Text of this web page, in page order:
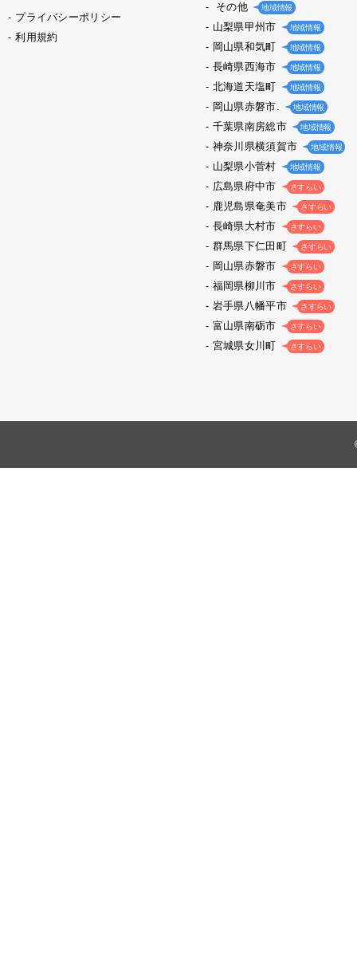
プライバシーポリシー
利用規約
その他 地域情報
山梨県甲州市 地域情報
岡山県和気町 地域情報
長崎県西海市 地域情報
北海道天塩町 地域情報
岡山県赤磐市. 地域情報
千葉県南房総市 地域情報
神奈川県横須賀市 地域情報
山梨県小菅村 地域情報
広島県府中市 さすらい
鹿児島県奄美市 さすらい
長崎県大村市 さすらい
群馬県下仁田町 さすらい
岡山県赤磐市 さすらい
福岡県柳川市 さすらい
岩手県八幡平市 さすらい
富山県南砺市 さすらい
宮城県女川町 さすらい